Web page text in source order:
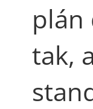
plán
tak,